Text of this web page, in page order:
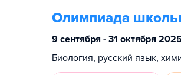
Олимпиада
9 сентября - 31 октября
Биология, русский язык,